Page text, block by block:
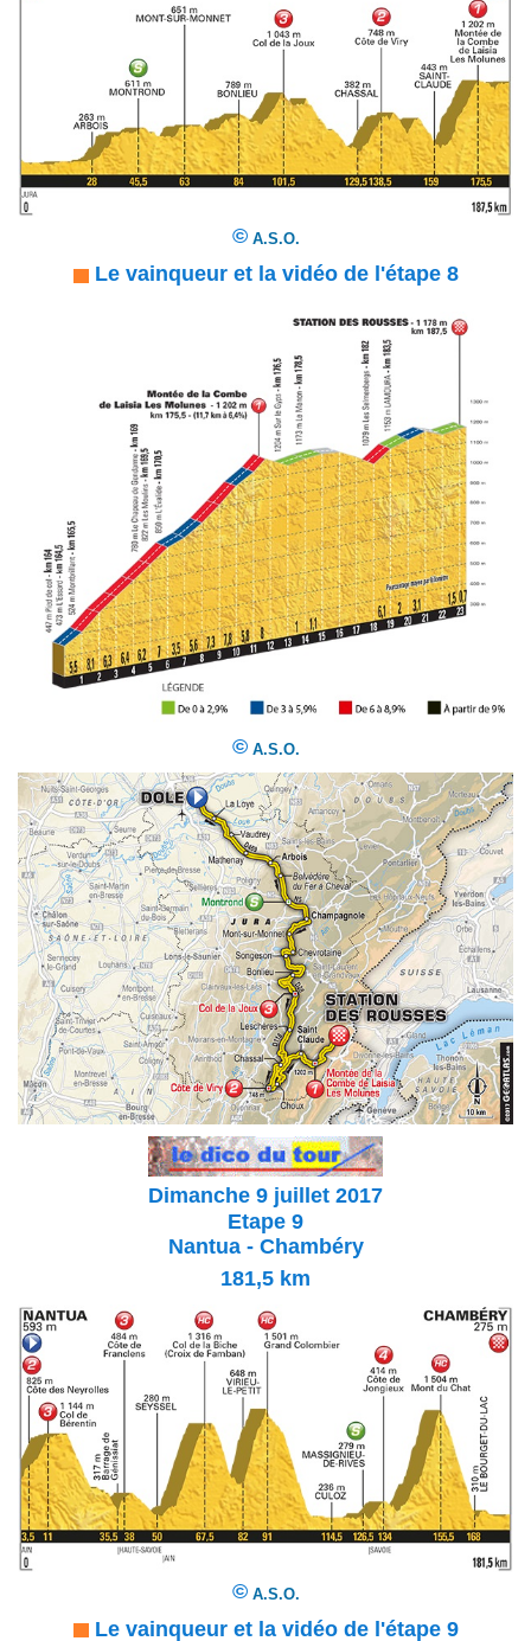
©A.S.O.
Le vainqueur et la vidéo de l'étape 8
©A.S.O.
Dimanche 9 juillet 2017
Etape 9
Nantua - Chambéry
181,5 km
©A.S.O.
Le vainqueur et la vidéo de l'étape 9